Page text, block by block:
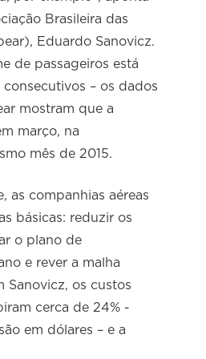
Brasileira das
Eduardo Sanovicz.
de passageiros está
– os dados
mostram que a
março, na
mês de 2015.
as companhias aéreas
básicas: reduzir os
o plano de
e rever a malha
Sanovicz, os custos
cerca de 24% -
em dólares – e a